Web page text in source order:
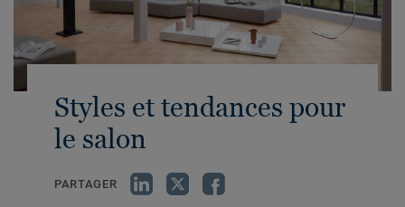
Styles et tendances pour
le salon
PARTAGER